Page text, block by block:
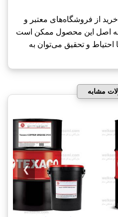
خرید از فروشگاه‌های معتبر و
اصل این محصول ممکن است
احتیاط و تحقیق می‌توان به
مشابه
❯